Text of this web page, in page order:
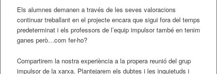
Els alumnes demanen a través de les seves valoracions
continuar treballant en el projecte encara que sigui fora del temps
predeterminat i els professors de l’equip impulsor també en tenim
ganes però…com fer-ho?
Compartirem la nostra experiència a la propera reunió del grup
impulsor de la xarxa. Plantejarem els dubtes i les inquietuds i